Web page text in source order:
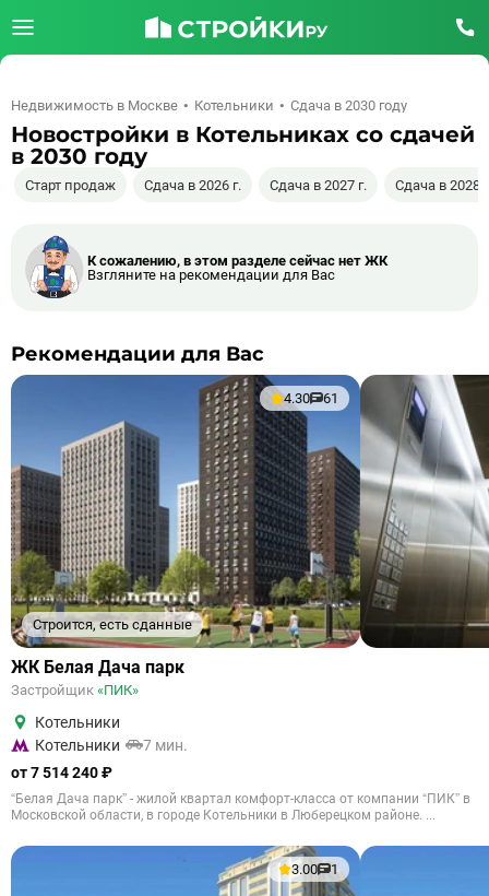
Недвижимость в Москве Котельники Сдача в 2030 году
Новостройки в Котельниках со сдачей
в 2030 году
Старт продаж Сдача в 2026 г. Сдача в 2027 г. Сдача в 2028
К сожалению, в этом разделе сейчас нет ЖК
Взгляните на рекомендации для Вас
Рекомендации для Вас
Строится, есть сданные
4.30 61
ЖК Белая Дача парк
Застройщик «ПИК»
Котельники
Котельники
7 мин.
от 7 514 240 ₽
“Белая Дача парк” - жилой квартал комфорт-класса от компании “ПИК” в
Московской области, в городе Котельники в Люберецком районе. ...
3.00 1